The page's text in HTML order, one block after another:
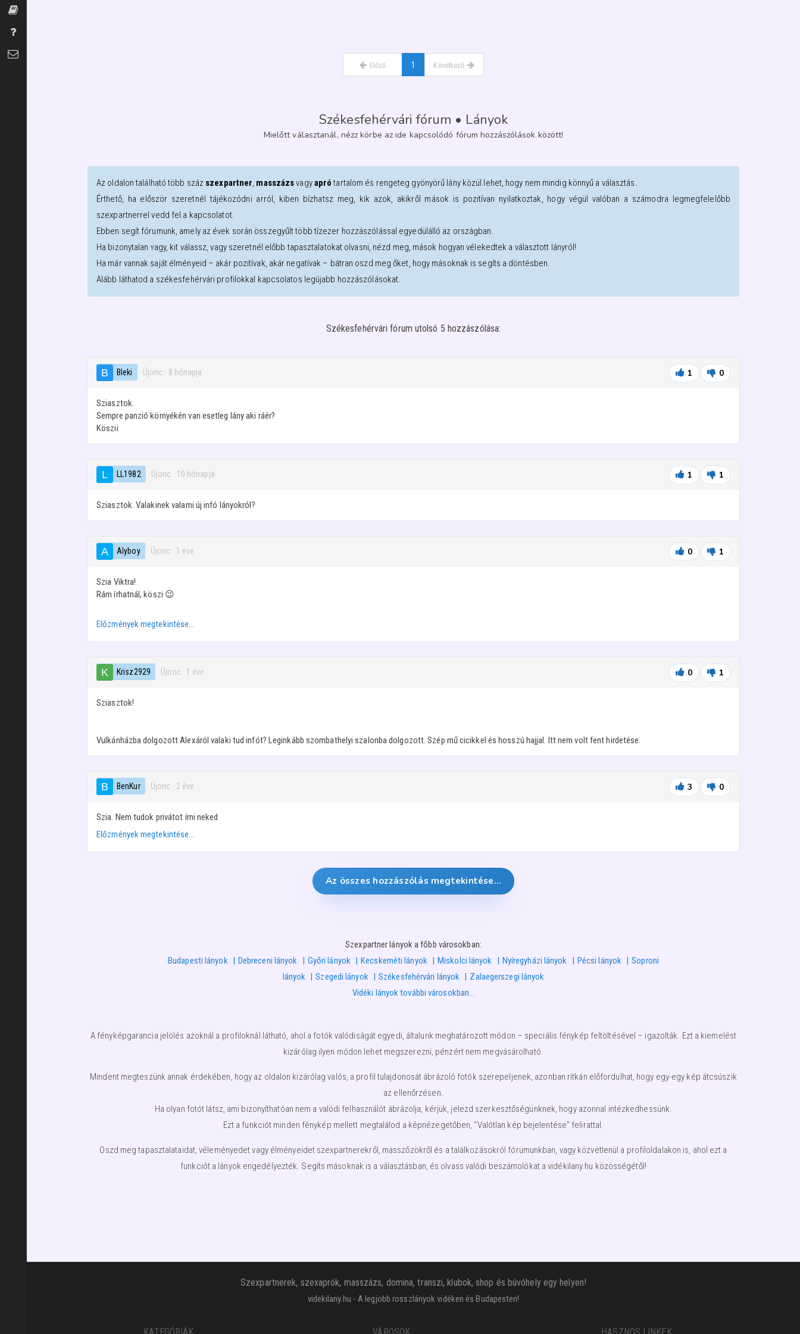
Előző 1 Következő
Székesfehérvári fórum • Lányok
Mielőtt választanál, nézz körbe az ide kapcsolódó fórum hozzászólások között!
Az oldalon található több száz szexpartner, masszázsvagyapró tartalom és rengeteg gyönyörű lány közül lehet, hogy nem mindig könnyű a választás.
Érthető, ha először szeretnél tájékozódni arról, kiben bízhatsz meg, kik azok, akikről mások is pozitívan nyilatkoztak, hogy végül valóban a számodra legmegfelelőbb
szexpartnerrel vedd fel a kapcsolatot.
Ebben segít fórumunk, amely az évek során összegyűlt több tízezer hozzászólással egyedülálló az országban.
Ha bizonytalan vagy, kit válassz, vagy szeretnél előbb tapasztalatokat olvasni, nézd meg, mások hogyan vélekedtek a választott lányról!
Ha már vannak saját élményeid – akár pozitívak, akár negatívak – bátran oszd meg őket, hogy másoknak is segíts a döntésben.
Alább láthatod a székesfehérvári profilokkal kapcsolatos legújabb hozzászólásokat.
Székesfehérvári fórum utolsó 5 hozzászólása:
Bleki · Újonc · 8 hónapja 1 0
Sziasztok.
Sempre panzió környékén van esetleg lány aki ráér?
Köszii
LL1982 · Újonc · 10 hónapja 1 1
Sziasztok. Valakinek valami új infó lányokról?
Alyboy · Újonc · 1 éve 0 1
Szia Viktra!
Rám írhatnál, köszi 😉
Előzmények megtekintése…
Krisz2929 · Újonc · 1 éve 0 1
Sziasztok!
Vulkánházba dolgozott Alexáról valaki tud infót? Leginkább szombathelyi szalonba dolgozott. Szép mű cicikkel és hosszú hajjal. Itt nem volt fent hirdetése.
BenKur · Újonc · 2 éve 3 0
Szia. Nem tudok privátot írni neked
Előzmények megtekintése…
Az összes hozzászólás megtekintése…
Szexpartner lányok a főbb városokban:
Budapesti lányok
Debreceni lányok Győri lányok Kecskeméti lányok Miskolci lányok Nyíregyházi lányok Pécsi lányok
Soproni
lányok
Szegedi lányok Székesfehérvári lányok
Zalaegerszegi lányok
Vidéki lányok további városokban…
A fényképgarancia jelölés azoknál a profiloknál látható, ahol a fotók valódiságát egyedi, általunk meghatározott módon – speciális fénykép feltöltésével – igazolták. Ezt a kiemelést
kizárólag ilyen módon lehet megszerezni, pénzért nem megvásárolható.
Mindent megteszünk annak érdekében, hogy az oldalon kizárólag valós, a profil tulajdonosát ábrázoló fotók szerepeljenek, azonban ritkán előfordulhat, hogy egy-egy kép átcsúszik
az ellenőrzésen.
Ha olyan fotót látsz, ami bizonyíthatóan nem a valódi felhasználót ábrázolja, kérjük, jelezd szerkesztőségünknek, hogy azonnal intézkedhessünk.
Ezt a funkciót minden fénykép mellett megtalálod a képnézegetőben, "Valótlan kép bejelentése" felirattal.
Oszd meg tapasztalataidat, véleményedet vagy élményeidet szexpartnerekről, masszőzökről és a találkozásokról fórumunkban, vagy közvetlenül a profiloldalakon is, ahol ezt a
funkciót a lányok engedélyezték. Segíts másoknak is a választásban, és olvass valódi beszámolókat a vidékilany.hu közösségétől!
Szexpartnerek, szexaprók, masszázs, domina, transzi, klubok, shop és búvóhely egy helyen!
videkilany.hu - A legjobb rosszlányok vidéken és Budapesten!